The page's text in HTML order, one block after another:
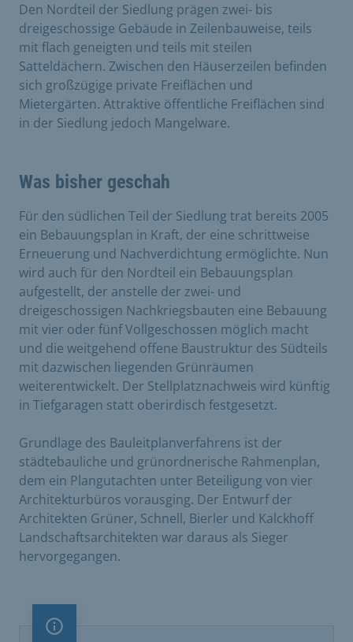
Den Nordteil der Siedlung prägen zwei- bis
dreigeschossige Gebäude in Zeilenbauweise, teils
mit flach geneigten und teils mit steilen
Satteldächern. Zwischen den Häuserzeilen befinden
sich großzügige private Freiflächen und
Mietergärten. Attraktive öffentliche Freiflächen sind
in der Siedlung jedoch Mangelware.
Was bisher geschah
Für den südlichen Teil der Siedlung trat bereits 2005
ein Bebauungsplan in Kraft, der eine schrittweise
Erneuerung und Nachverdichtung ermöglichte. Nun
wird auch für den Nordteil ein Bebauungsplan
aufgestellt, der anstelle der zwei- und
dreigeschossigen Nachkriegsbauten eine Bebauung
mit vier oder fünf Vollgeschossen möglich macht
und die weitgehend offene Baustruktur des Südteils
mit dazwischen liegenden Grünräumen
weiterentwickelt. Der Stellplatznachweis wird künftig
in Tiefgaragen statt oberirdisch festgesetzt.
Grundlage des Bauleitplanverfahrens ist der
städtebauliche und grünordnerische Rahmenplan,
dem ein Plangutachten unter Beteiligung von vier
Architekturbüros vorausging. Der Entwurf der
Architekten Grüner, Schnell, Bierler und Kalckhoff
Landschaftsarchitekten war daraus als Sieger
hervorgegangen.
Information